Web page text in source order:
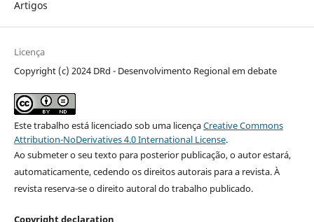
Artigos
Licença
Copyright (c) 2024 DRd - Desenvolvimento Regional em debate
Este trabalho está licenciado sob uma licençaCreative Commons
Attribution-NoDerivatives 4.0 International License.
Ao submeter o seu texto para posterior publicação, o autor estará,
automaticamente, cedendo os direitos autorais para a revista. À
revista reserva-se o direito autoral do trabalho publicado.
Copyright declaration